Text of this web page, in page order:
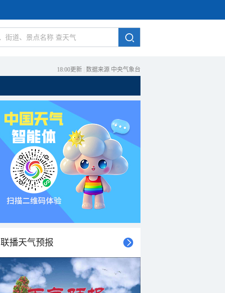
18:00更新 数据来源 中央气象台
联播天气预报